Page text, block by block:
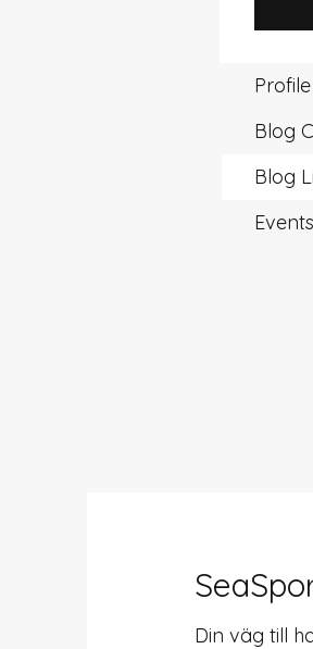
Profile
Blog
Blog
Events
Din väg till